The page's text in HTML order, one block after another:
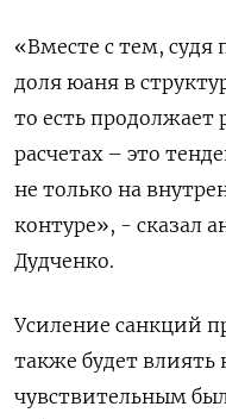
«Вместе с тем, судя
доля юаня в
то есть продолжает
расчетах – это
не только на
контуре», - сказал
Дудченко.
Усиление санкций
также будет влиять
чувствительным